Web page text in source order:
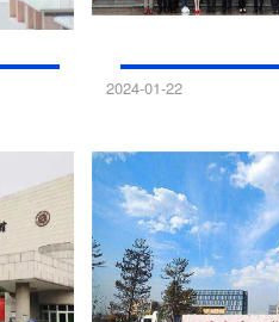
请硕士学位招生简章陕西工商管理硕
2024-01-22